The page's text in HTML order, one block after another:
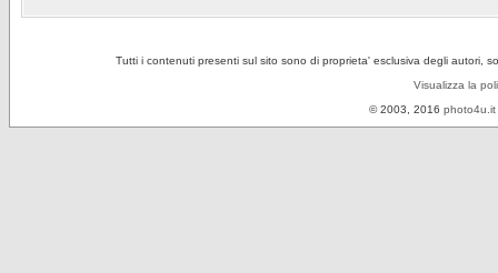
Tutti i contenuti presenti sul sito sono di proprieta' esclusiva degli autori,
Visualizza la
© 2003, 2016 photo4u.it